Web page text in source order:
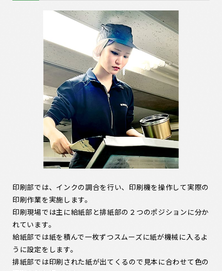
印刷部では、インクの調合を行い、印刷機を操作して実際の
印刷作業を実施します。
印刷現場では主に給紙部と排紙部の２つのポジションに分か
れています。
給紙部では紙を積んで一枚ずつスムーズに紙が機械に入るよ
うに設定をします。
排紙部では印刷された紙が出てくるので見本に合わせて色の